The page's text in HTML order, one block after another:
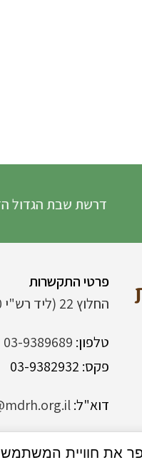
דרשת שבת הגדול הדרשה
פרטי התקשרות
החלוץ 22 (ליד רש"י 120)
טלפון: 03-9389689
פקס: 03-9382932
דוא"ל: